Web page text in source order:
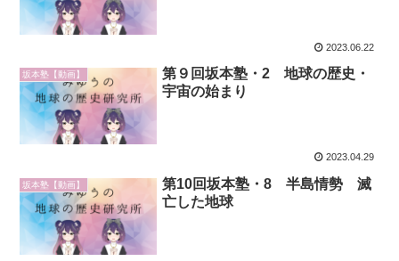
2023.06.22
坂本塾【動画】
第９回坂本塾・2 地球の歴史・
宇宙の始まり
2023.04.29
坂本塾【動画】
第10回坂本塾・8 半島情勢 滅
亡した地球